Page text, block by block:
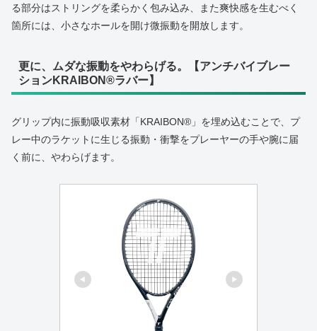
る部分はストリングを柔らかく包み込み、また爽快感を生むべく
箇所には、小さなホールを開け微振動を開放します。
更に、ムダな振動をやわらげる。【アンチバイブレー
ションKRAIBON®ラバー】
グリップ内に振動吸収素材「KRAIBON®」を埋め込むことで、プ
レー中のラケットに生じる振動・衝撃をプレーヤーの手や腕に届
く前に、やわらげます。